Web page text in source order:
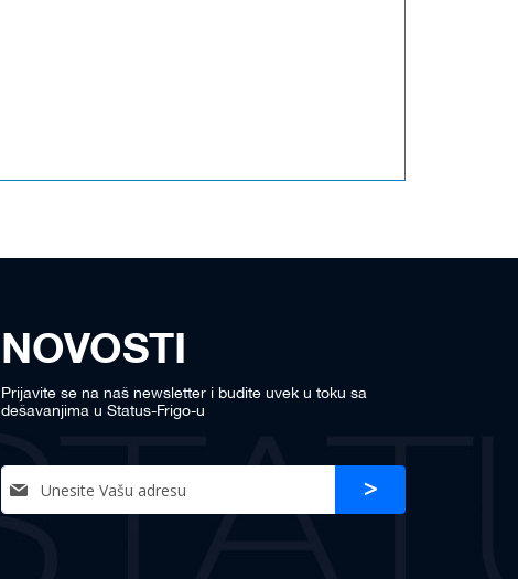
NOVOSTI
Prijavite se na naš newsletter i budite uvek u toku sa
dešavanjima u Status-Frigo-u
Up
Prijava